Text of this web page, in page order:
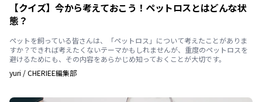
【クイズ】今から考えておこう！ペットロスとはどんな状
態？
ペットを飼っている皆さんは、「ペットロス」について考えたことがありま
すか？できれば考えたくないテーマかもしれませんが、重度のペットロスを
避けるためにも、その内容をあらかじめ知っておくことが大切です。
yuri /CHERIEE編集部